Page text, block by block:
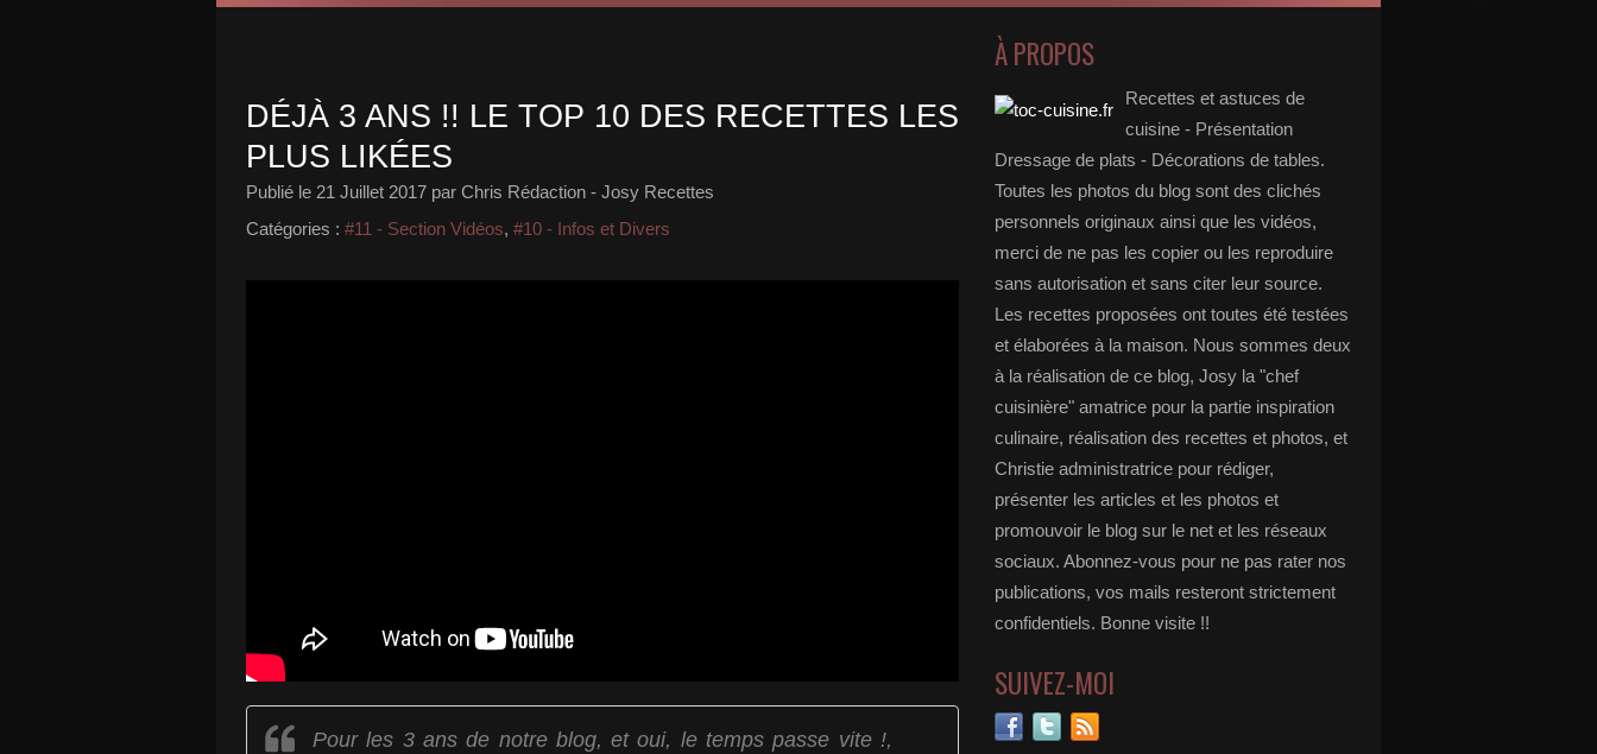
DÉJÀ 3 ANS !! LE TOP 10 DES RECETTES LES
PLUS LIKÉES
Publié le 21 Juillet 2017 par Chris Rédaction - Josy Recettes
Catégories : #11 - Section Vidéos, #10 - Infos et Divers
Pour les 3 ans de notre blog, et oui, le temps passe vite !,
À PROPOS
Recettes et astuces de
cuisine - Présentation
Dressage de plats - Décorations de tables.
Toutes les photos du blog sont des clichés
personnels originaux ainsi que les vidéos,
merci de ne pas les copier ou les reproduire
sans autorisation et sans citer leur source.
Les recettes proposées ont toutes été testées
et élaborées à la maison. Nous sommes deux
à la réalisation de ce blog, Josy la "chef
cuisinière" amatrice pour la partie inspiration
culinaire, réalisation des recettes et photos, et
Christie administratrice pour rédiger,
présenter les articles et les photos et
promouvoir le blog sur le net et les réseaux
sociaux. Abonnez-vous pour ne pas rater nos
publications, vos mails resteront strictement
confidentiels. Bonne visite !!
SUIVEZ-MOI